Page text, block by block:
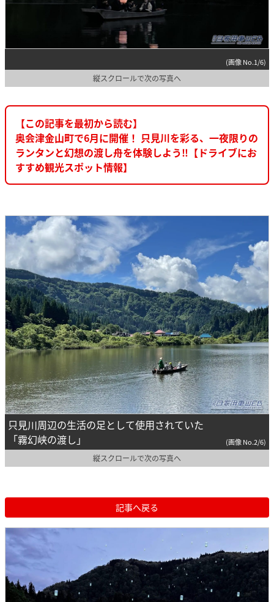
(画像 No.1/6)
縦スクロールで次の写真へ
【この記事を最初から読む】
奥会津金山町で6月に開催！ 只見川を彩る、一夜限りの
ランタンと幻想の渡し舟を体験しよう‼【ドライブにお
すすめ観光スポット情報】
只見川周辺の生活の足として使用されていた
「霧幻峡の渡し」
(画像 No.2/6)
縦スクロールで次の写真へ
記事へ戻る